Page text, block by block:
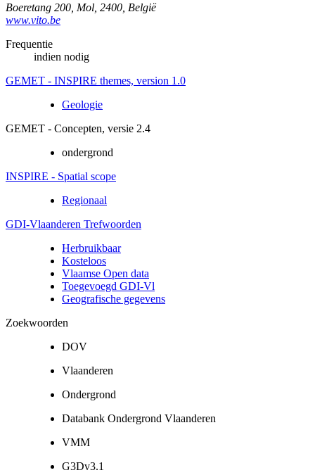
Boeretang 200 Mol 2400 België
www.vito.be
Frequentie
indien nodig
GEMET - INSPIRE themes, version 1.0
Geologie
GEMET - Concepten, versie 2.4
ondergrond
INSPIRE - Spatial scope
Regionaal
GDI-Vlaanderen Trefwoorden
Herbruikbaar
Kosteloos
Vlaamse Open data
Toegevoegd GDI-Vl
Geografische gegevens
Zoekwoorden
DOV
Vlaanderen
Ondergrond
Databank Ondergrond Vlaanderen
VMM
G3Dv3.1